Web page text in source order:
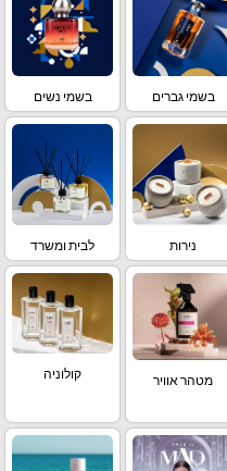
בשמי גברים בשמי נשים
נירות לבית ומשרד
מטהר אוויר קולוניה